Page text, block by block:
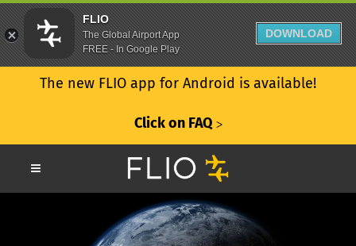
The new FLIO app for Android is available!
Click on FAQ ᐳ
FLIO
The Global Airport App
FREE - In Google Play
DOWNLOAD